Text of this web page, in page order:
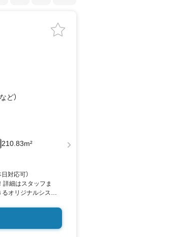
など）
210.83m²
対応可）
詳細はスタッフま
オリジナルシステ
する（無料）」ボタ
ムーズにご案内が